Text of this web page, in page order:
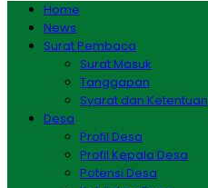
Home
News
Surat Pembaca
Surat Masuk
Tanggapan
Syarat dan Ketentuan
Desa
Profil Desa
Profil Kepala Desa
Potensi Desa